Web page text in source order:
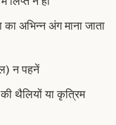
अभिन्न अंग माना जाता
न पहनें
थैलियों या कृत्रिम